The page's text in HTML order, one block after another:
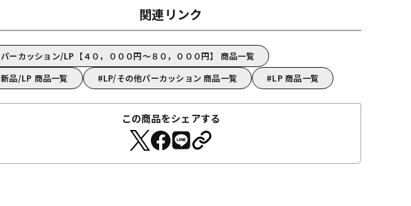
関連リンク
パーカッション/LP【４０，０００円～８０，０００円】 商品一覧
新品/LP 商品一覧
LP/その他パーカッション 商品一覧 LP 商品一覧
この商品をシェアする